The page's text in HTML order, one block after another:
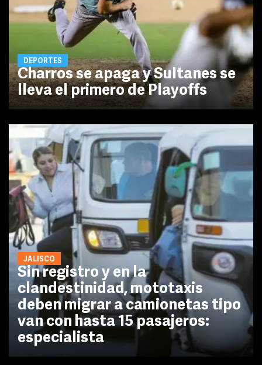
DEPORTES
Charros se apaga y Sultanes se
lleva el primero de Playoffs
JALISCO
Sin registro y en la
clandestinidad, mototaxis
deben migrar a camionetas tipo
van con hasta 15 pasajeros:
especialista